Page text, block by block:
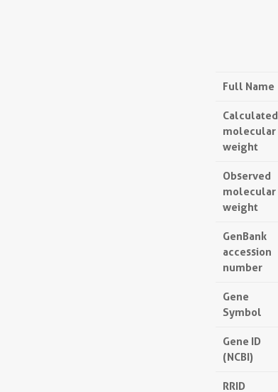
Full Name
Calculated
molecular
weight
Observed
molecular
weight
GenBank
accession
number
Gene
Symbol
Gene ID
(NCBI)
RRID